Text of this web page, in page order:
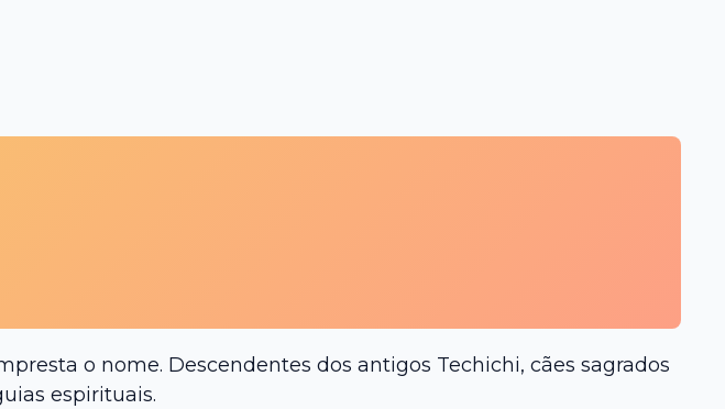
o nome. Descendentes dos antigos Techichi, cães sagrados
espirituais.